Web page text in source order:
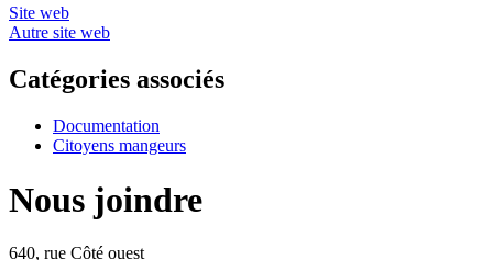
Site web
Autre site web
Catégories associés
Documentation
Citoyens mangeurs
Nous joindre
640, rue Côté ouest